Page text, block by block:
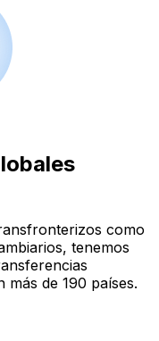
como
tenemos
más de 190 países.